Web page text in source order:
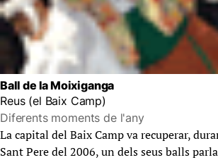
Ball de la Moixiganga
Reus (el Baix Camp)
Diferents moments de l'any
La capital del Baix Camp va recuperar,
Sant Pere del 2006, un dels seus balls